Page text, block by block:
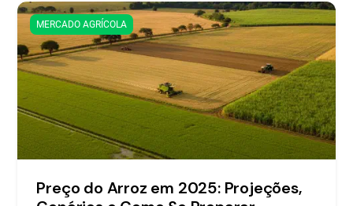
MERCADO AGRÍCOLA
Preço do Arroz em 2025: Projeções,